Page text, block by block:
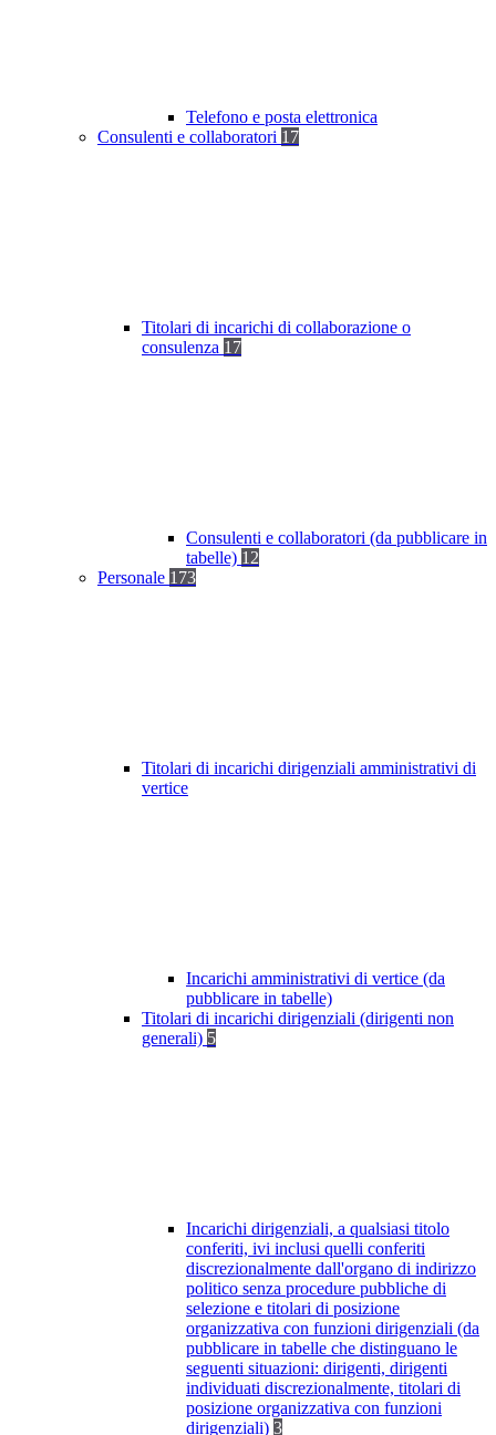
Telefono e posta elettronica
Consulenti e collaboratori 17
Titolari di incarichi di collaborazione o
consulenza 17
Consulenti e collaboratori (da pubblicare in
tabelle) 12
Personale 173
Titolari di incarichi dirigenziali amministrativi di
vertice
Incarichi amministrativi di vertice (da
pubblicare in tabelle)
Titolari di incarichi dirigenziali (dirigenti non
generali) 5
Incarichi dirigenziali, a qualsiasi titolo
conferiti, ivi inclusi quelli conferiti
discrezionalmente dall'organo di indirizzo
politico senza procedure pubbliche di
selezione e titolari di posizione
organizzativa con funzioni dirigenziali (da
pubblicare in tabelle che distinguano le
seguenti situazioni: dirigenti, dirigenti
individuati discrezionalmente, titolari di
posizione organizzativa con funzioni
dirigenziali) 3